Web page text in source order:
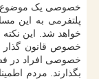
خصوصی یک موضوع
پلتفرمی به این
خواهد شد. این
خصوص قانون گذار
خصوصی افراد در
بگذارند. مردم